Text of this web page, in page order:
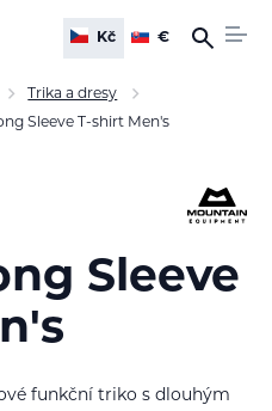
Kč €
Trika a dresy
Sleeve T-shirt Men's
Sleeve
funkční triko s dlouhým